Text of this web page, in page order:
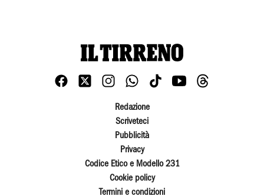
Redazione
Scriveteci
Pubblicità
Privacy
Codice Etico e Modello 231
Cookie policy
Termini e condizioni